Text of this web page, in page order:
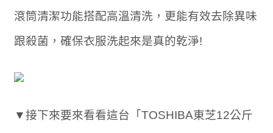
滾筒清潔功能搭配高溫清洗，更能有效去除異味
跟殺菌，確保衣服洗起來是真的乾淨!
▼接下來要來看看這台「TOSHIBA東芝12公斤